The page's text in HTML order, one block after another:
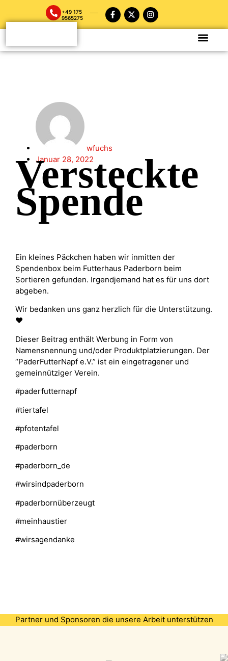
+49 175
9565275
wfuchs
Januar 28, 2022
Versteckte
Spende
Ein kleines Päckchen haben wir inmitten der
Spendenbox beim Futterhaus Paderborn beim
Sortieren gefunden. Irgendjemand hat es für uns dort
abgeben.
Wir bedanken uns ganz herzlich für die Unterstützung.
❤
Dieser Beitrag enthält Werbung in Form von
Namensnennung und/oder Produktplatzierungen. Der
“PaderFutterNapf e.V.” ist ein eingetragener und
gemeinnütziger Verein.
#paderfutternapf
#tiertafel
#pfotentafel
#paderborn
#paderborn_de
#wirsindpaderborn
#paderbornüberzeugt
#meinhaustier
#wirsagendanke
Partner und Sponsoren die unsere Arbeit unterstützen